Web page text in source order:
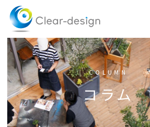
content
COLUMN
コラム